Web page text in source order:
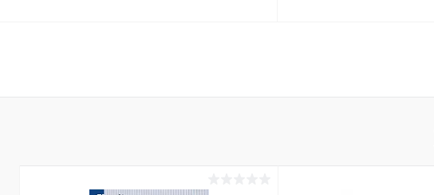
Купить в 1 клик Сравнение Купить в 1 клик